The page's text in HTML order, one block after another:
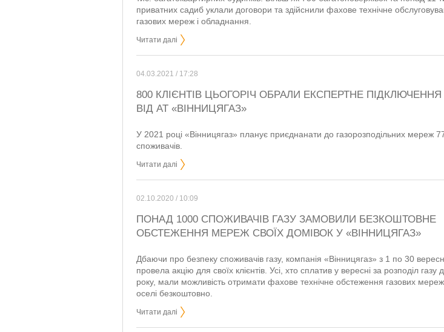
приватних садиб уклали договори та здійснили фахове технічне
газових мереж і обладнання.
Читати далі
04.03.2021 / 17:28
800 КЛІЄНТІВ ЦЬОГОРІЧ ОБРАЛИ ЕКСПЕРТНЕ ПІДКЛЮЧЕННЯ
ВІД АТ «ВІННИЦЯГАЗ»
У 2021 році «Вінницягаз» планує приєднанати до газорозподільних мереж
споживачів.
Читати далі
02.10.2020 / 10:09
ПОНАД 1000 СПОЖИВАЧІВ ГАЗУ ЗАМОВИЛИ БЕЗКОШТОВНЕ
ОБСТЕЖЕННЯ МЕРЕЖ СВОЇХ ДОМІВОК У «ВІННИЦЯГАЗ»
Дбаючи про безпеку споживачів газу, компанія «Вінницягаз» з 1 по 30
провела акцію для своїх клієнтів. Усі, хто сплатив у вересні за розподіл газу
року, мали можливість отримати фахове технічне обстеження газових мереж
оселі безкоштовно.
Читати далі